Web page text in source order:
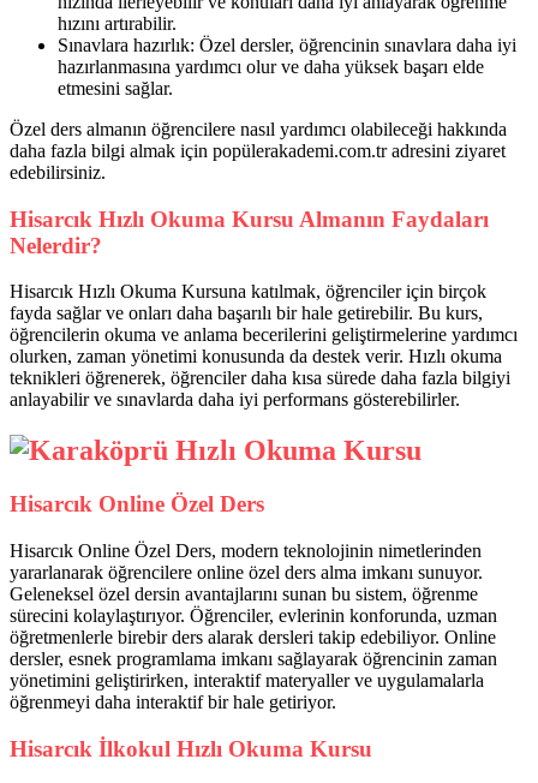
hızını artırabilir.
Sınavlara hazırlık: Özel dersler, öğrencinin sınavlara daha iyi
hazırlanmasına yardımcı olur ve daha yüksek başarı elde
etmesini sağlar.
Özel ders almanın öğrencilere nasıl yardımcı olabileceği hakkında
daha fazla bilgi almak için popülerakademi.com.tr adresini ziyaret
edebilirsiniz.
Hisarcık Hızlı Okuma Kursu Almanın Faydaları
Nelerdir?
Hisarcık Hızlı Okuma Kursuna katılmak, öğrenciler için birçok
fayda sağlar ve onları daha başarılı bir hale getirebilir. Bu kurs,
öğrencilerin okuma ve anlama becerilerini geliştirmelerine yardımcı
olurken, zaman yönetimi konusunda da destek verir. Hızlı okuma
teknikleri öğrenerek, öğrenciler daha kısa sürede daha fazla bilgiyi
anlayabilir ve sınavlarda daha iyi performans gösterebilirler.
Hisarcık Online Özel Ders
Hisarcık Online Özel Ders, modern teknolojinin nimetlerinden
yararlanarak öğrencilere online özel ders alma imkanı sunuyor.
Geleneksel özel dersin avantajlarını sunan bu sistem, öğrenme
sürecini kolaylaştırıyor. Öğrenciler, evlerinin konforunda, uzman
öğretmenlerle birebir ders alarak dersleri takip edebiliyor. Online
dersler, esnek programlama imkanı sağlayarak öğrencinin zaman
yönetimini geliştirirken, interaktif materyaller ve uygulamalarla
öğrenmeyi daha interaktif bir hale getiriyor.
Hisarcık İlkokul Hızlı Okuma Kursu